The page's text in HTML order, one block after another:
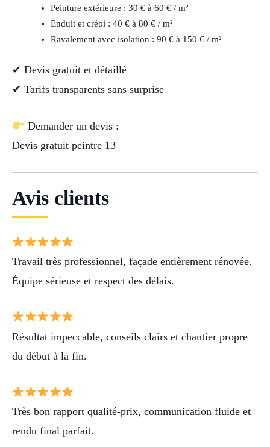
Peinture extérieure : 30 € à 60 € / m²
Enduit et crépi : 40 € à 80 € / m²
Ravalement avec isolation : 90 € à 150 € / m²
✔ Devis gratuit et détaillé
✔ Tarifs transparents sans surprise
Demander un devis :
Devis gratuit peintre 13
Avis clients
Travail très professionnel, façade entièrement rénovée.
Équipe sérieuse et respect des délais.
Résultat impeccable, conseils clairs et chantier propre
du début à la fin.
Très bon rapport qualité-prix, communication fluide et
rendu final parfait.